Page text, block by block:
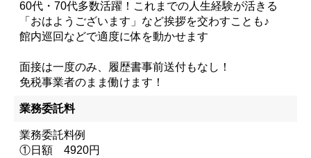
60代・70代多数活躍！これまでの人生経験が活きる
「おはようございます」など挨拶を交わすことも♪
館内巡回などで適度に体を動かせます
面接は一度のみ、履歴書事前送付もなし！
免税事業者のまま働けます！
業務委託料
業務委託料例
①日額 4920円